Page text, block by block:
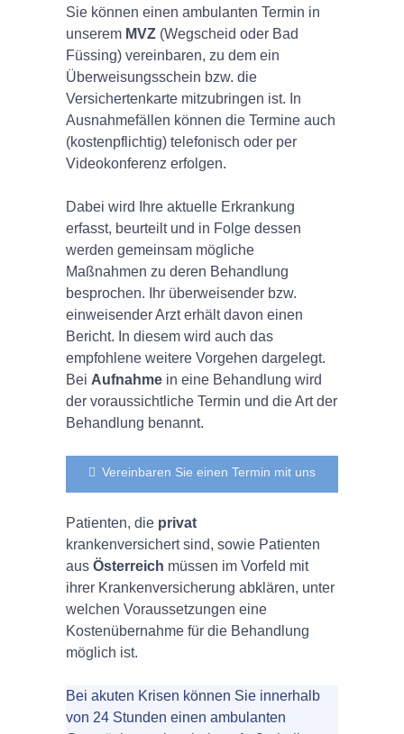
Sie können einen ambulanten Termin in
unserem MVZ(Wegscheid oder Bad
Füssing) vereinbaren, zu dem ein
Überweisungsschein bzw. die
Versichertenkarte mitzubringen ist. In
Ausnahmefällen können die Termine auch
(kostenpflichtig) telefonisch oder per
Videokonferenz erfolgen.
Dabei wird Ihre aktuelle Erkrankung
erfasst, beurteilt und in Folge dessen
werden gemeinsam mögliche
Maßnahmen zu deren Behandlung
besprochen. Ihr überweisender bzw.
einweisender Arzt erhält davon einen
Bericht. In diesem wird auch das
empfohlene weitere Vorgehen dargelegt.
Bei Aufnahmein eine Behandlung wird
der voraussichtliche Termin und die Art der
Behandlung benannt.
Vereinbaren Sie einen Termin mit uns
Patienten, die privat
krankenversichert sind, sowie Patienten
aus Österreich müssen im Vorfeld mit
ihrer Krankenversicherung abklären, unter
welchen Voraussetzungen eine
Kostenübernahme für die Behandlung
möglich ist.
Bei akuten Krisen können Sie innerhalb
von 24 Stunden einen ambulanten